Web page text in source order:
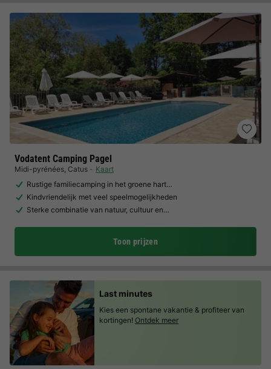
Vodatent Camping Pagel
Midi-pyrénées, Catus
Kaart
Rustige familiecamping in het groene hart…
Kindvriendelijk met veel speelmogelijkheden
Sterke combinatie van natuur, cultuur en…
Toon prijzen
Last minutes
Kies een spontane vakantie & profiteer van
kortingen! Ontdek meer